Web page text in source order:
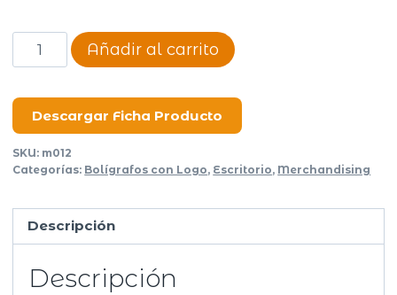
Boligrafo
Pyper
Añadir al carrito
Descargar Ficha Producto
SKU: m012
Categorías: Bolígrafos con Logo, Escritorio, Merchandising
Descripción
Descripción